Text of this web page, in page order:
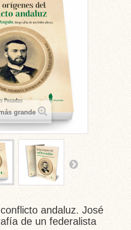
grande
andaluz. José
de un federalista